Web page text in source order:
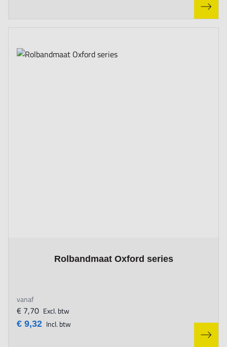
Rolbandmaat Oxford series
The price depends on the options chosen on the product page
vanaf
€ 9,32 Incl. btw
€ 7,70 Excl. btw